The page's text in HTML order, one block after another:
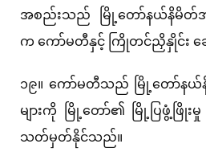
အစည်းသည် မြို့တော်နယ်နိမိတ်အ
က ကော်မတီနှင့် ကြိုတင်ညှိနှိုင်း ဆ
၁၉။ ကော်မတီသည် မြို့တော်နယ်
များကို မြို့တော်၏ မြို့ပြဖွံ့ဖြို
သတ်မှတ်နိုင်သည်။